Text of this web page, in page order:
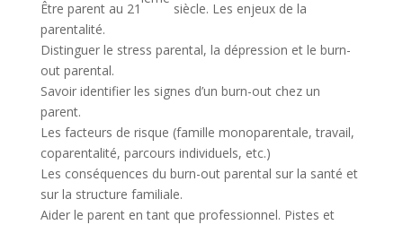
Être parent au 21
siècle. Les enjeux de la
parentalité.
Distinguer le stress parental, la dépression et le burn-
out parental.
Savoir identifier les signes d’un burn-out chez un
parent.
Les facteurs de risque (famille monoparentale, travail,
coparentalité, parcours individuels, etc.)
Les conséquences du burn-out parental sur la santé et
sur la structure familiale.
Aider le parent en tant que professionnel. Pistes et